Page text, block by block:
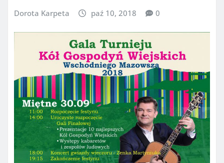
Dorota Karpeta paź 10, 2018 0